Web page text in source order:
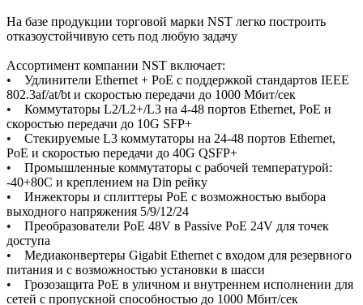
На базе продукции торговой марки NST легко построить
отказоустойчивую сеть под любую задачу
Ассортимент компании NST включает:
• Удлинители Ethernet + PoE с поддержкой стандартов IEEE
802.3af/at/bt и скоростью передачи до 1000 Мбит/сек
• Коммутаторы L2/L2+/L3 на 4-48 портов Ethernet, PoE и
скоростью передачи до 10G SFP+
• Стекируемые L3 коммутаторы на 24-48 портов Ethernet,
PoE и скоростью передачи до 40G QSFP+
• Промышленные коммутаторы с рабочей температурой:
-40+80C и креплением на Din рейку
• Инжекторы и сплиттеры PoE с возможностью выбора
выходного напряжения 5/9/12/24
• Преобразователи PoE 48V в Passive PoE 24V для точек
доступа
• Медиаконвертеры Gigabit Ethernet с входом для резервного
питания и с возможностью установки в шасси
• Грозозащита PoE в уличном и внутреннем исполнении для
сетей с пропускной способностью до 1000 Мбит/сек